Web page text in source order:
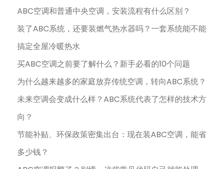
ABC空调和普通中央空调，安装流程有什么区别？
装了ABC系统，还要装燃气热水器吗？一套系统能不能
搞定全屋冷暖热水
买ABC空调之前要了解什么？新手必看的10个问题
为什么越来越多的家庭放弃传统空调，转向ABC系统？
未来空调会变成什么样？ABC系统代表了怎样的技术方
向？
节能补贴、环保政策密集出台：现在装ABC空调，能省
多少钱？